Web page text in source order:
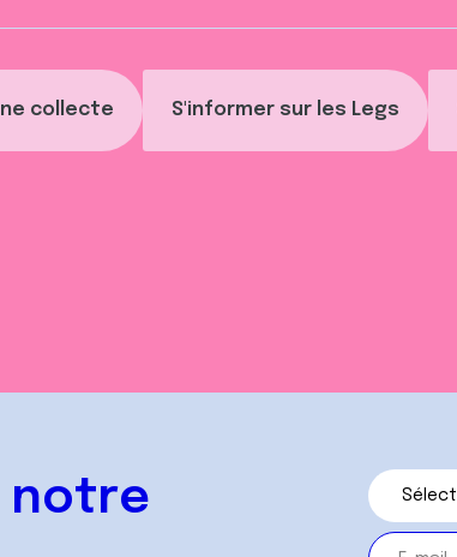
collecte S'informer sur les Legs
notre